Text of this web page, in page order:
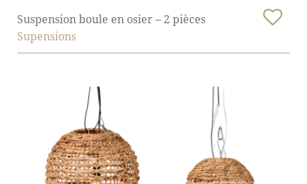
Suspension boule en osier – 2 pièces
Supensions